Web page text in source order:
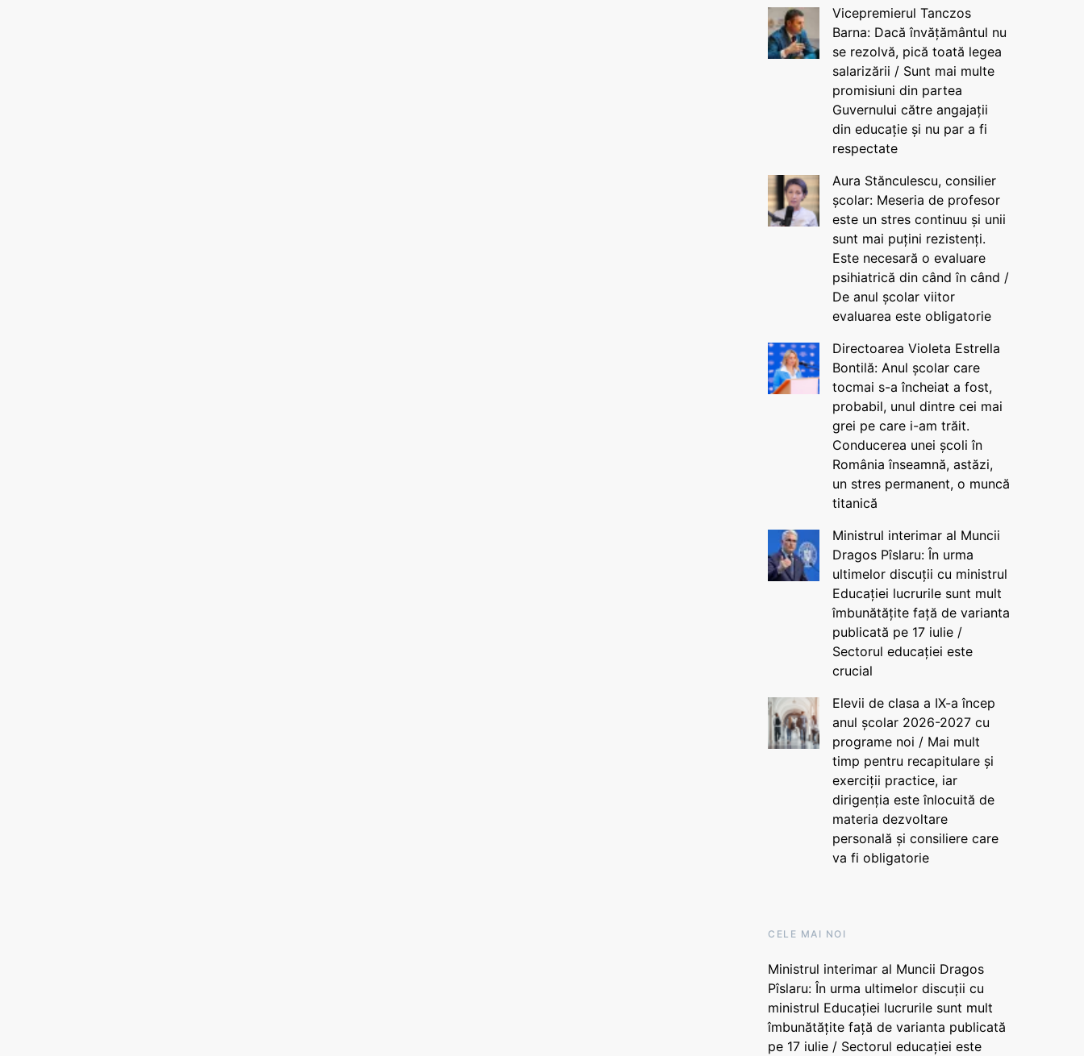
Vicepremierul Tanczos
Barna: Dacă învățământul nu
se rezolvă, pică toată legea
salarizării / Sunt mai multe
promisiuni din partea
Guvernului către angajații
din educație și nu par a fi
respectate
Aura Stănculescu, consilier
școlar: Meseria de profesor
este un stres continuu și unii
sunt mai puțini rezistenți.
Este necesară o evaluare
psihiatrică din când în când /
De anul școlar viitor
evaluarea este obligatorie
Directoarea Violeta Estrella
Bontilă: Anul școlar care
tocmai s-a încheiat a fost,
probabil, unul dintre cei mai
grei pe care i-am trăit.
Conducerea unei școli în
România înseamnă, astăzi,
un stres permanent, o muncă
titanică
Ministrul interimar al Muncii
Dragos Pîslaru: În urma
ultimelor discuții cu ministrul
Educației lucrurile sunt mult
îmbunătățite față de varianta
publicată pe 17 iulie /
Sectorul educației este
crucial
Elevii de clasa a IX-a încep
anul școlar 2026-2027 cu
programe noi / Mai mult
timp pentru recapitulare și
exerciții practice, iar
dirigenția este înlocuită de
materia dezvoltare
personală și consiliere care
va fi obligatorie
CELE MAI NOI
Ministrul interimar al Muncii Dragos
Pîslaru: În urma ultimelor discuții cu
ministrul Educației lucrurile sunt mult
îmbunătățite față de varianta publicată
pe 17 iulie / Sectorul educației este